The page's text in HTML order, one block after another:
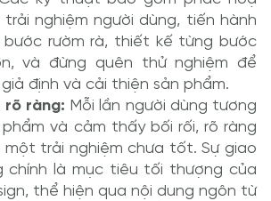
nghiệm người dùng, tiến hành
bước rườm rà, thiết kế từng bước
và đừng quên thử nghiệm để
định và cải thiện sản phẩm.
rõ ràng: Mỗi lần người dùng tương
và cảm thấy bối rối, rõ ràng
trải nghiệm chưa tốt. Sự giao
chính là mục tiêu tối thượng của
thể hiện qua nội dung ngôn từ